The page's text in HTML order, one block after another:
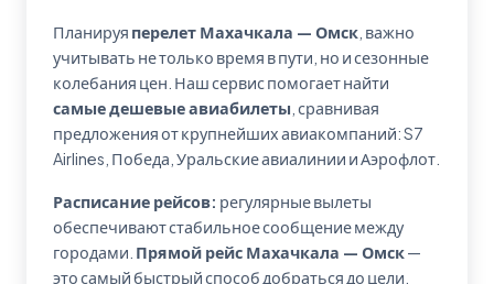
Планируя перелет Махачкала — Омск , важно
учитывать не только время в пути, но и сезонные
колебания цен. Наш сервис помогает найти
самые дешевые авиабилеты , сравнивая
предложения от крупнейших авиакомпаний: S7
Airlines, Победа, Уральские авиалинии и Аэрофлот.
Расписание рейсов: регулярные вылеты
обеспечивают стабильное сообщение между
городами. Прямой рейс Махачкала — Омск—
это самый быстрый способ добраться до цели,